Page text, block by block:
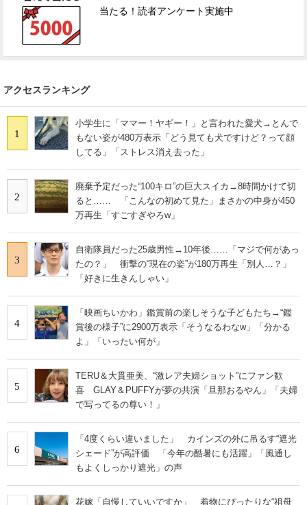
当たる！読者アンケート実施中
アクセスランキング
1
小学生に「ママー！ヤギー！」と言われた愛犬→とんで
もない姿が480万表示「どう見ても犬ですけど？って顔
してる」「ストレス消え去った」
2
廃棄予定だった“100キロ”の巨大スイカ→8時間かけて切
ると…… 「こんなの初めて見た」まさかの中身が450
万再生「すごすぎやろw」
3
自衛隊員だった25歳男性→10年後……「マジで何があっ
たの？」 衝撃の“現在の姿”が180万再生「別人…？」
「好きに生きんしゃい」
4
「映画ちいかわ」鑑賞前の楽しそうな子どもたち→“鑑
賞後の様子”に2900万表示「そうなるわなw」「分かる
よ」「いったい何が」
5
TERU＆大貫亜美、“激レア夫婦ショット”にファン歓
喜 GLAY＆PUFFYが夢の共演「旦那おるやん」「夫婦
で写ってるの尊い！」
6
「4度くらい違いました」 カインズの外に吊るす“遮光
シェード”が高評価 「今年の酷暑にも活躍」「風通し
もよくしっかり遮光」の声
花嫁「自慢していいですか」 着物にぴったりな“祖母